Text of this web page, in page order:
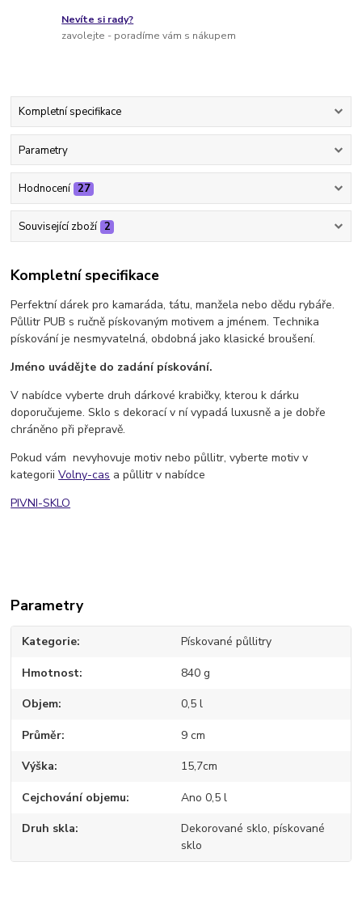
Nevíte si rady?
zavolejte - poradíme vám s nákupem
Kompletní specifikace
Parametry
Hodnocení 27
Související zboží 2
Kompletní specifikace
Perfektní dárek pro kamaráda, tátu, manžela nebo dědu rybáře.
Půllitr PUB s ručně pískovaným motivem a jménem. Technika
pískování je nesmyvatelná, obdobná jako klasické broušení.
Jméno uvádějte do zadání pískování.
V nabídce vyberte druh dárkové krabičky, kterou k dárku
doporučujeme. Sklo s dekorací v ní vypadá luxusně a je dobře
chráněno při přepravě.
Pokud vám nevyhovuje motiv nebo půllitr, vyberte motiv v
kategoriiVolny-cas a půllitr v nabídce
PIVNI-SKLO
Parametry
Kategorie Pískované půllitry
Hmotnost 840 g
Objem 0,5 l
Průměr 9 cm
Výška 15,7cm
Cejchování objemu Ano 0,5 l
Druh skla
Dekorované sklo, pískované
sklo